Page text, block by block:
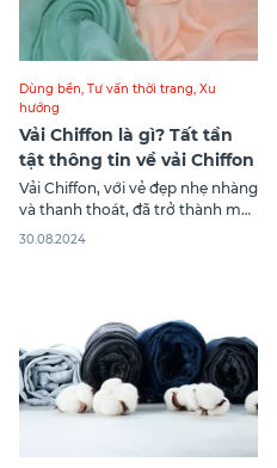
Dùng bền Tư vấn thời trang Xu
hướng
Vải Chiffon là gì? Tất tần
tật thông tin về vải Chiffon
Vải Chiffon, với vẻ đẹp nhẹ nhàng
và thanh thoát, đã trở thành một
trong những lựa chọn phổ biến
cần thiết về vải Chiffon.
30.08.2024